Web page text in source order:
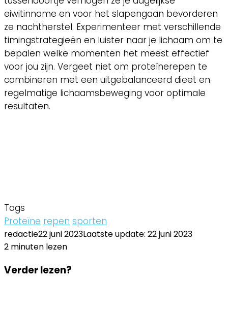
eiwitinname en voor het slapengaan bevorderen
ze nachtherstel. Experimenteer met verschillende
timingstrategieën en luister naar je lichaam om te
bepalen welke momenten het meest effectief
voor jou zijn. Vergeet niet om proteïnerepen te
combineren met een uitgebalanceerd dieet en
regelmatige lichaamsbeweging voor optimale
resultaten.
Tags
Proteïne repen sporten
redactie22 juni 2023Laatste update: 22 juni 2023
2 minuten lezen
via
via
Verder lezen?